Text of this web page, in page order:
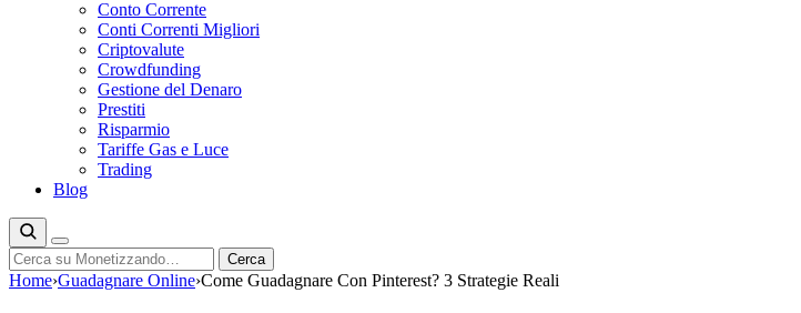
Conto Corrente
Conti Correnti Migliori
Criptovalute
Crowdfunding
Gestione del Denaro
Prestiti
Risparmio
Tariffe Gas e Luce
Trading
Blog
Cerca Cerca
Home›Guadagnare Online›Come Guadagnare Con Pinterest? 3 Strategie Reali